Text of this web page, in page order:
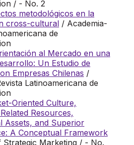
/ - No. 2
metodológicos en la
cross-cultural / Academia-
de
al Mercado en una
Un Estudio de
Empresas Chilenas /
Latinoamericana de
Oriented Culture,
Resources,
Assets, and Superior
A Conceptual Framework
Marketing / - No.